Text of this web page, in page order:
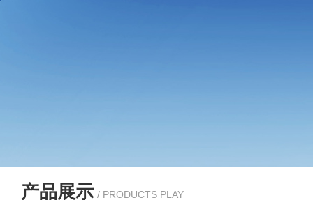
产品展示 / PRODUCTS PLAY